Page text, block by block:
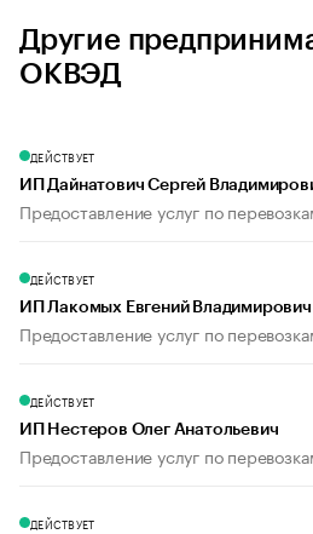
Другие
ОКВЭД
ДЕЙСТВУЕТ
ИП Дайнатович Сергей
Предоставление услуг по
ДЕЙСТВУЕТ
ИП Лакомых Евгений Владимирович
Предоставление услуг по
ДЕЙСТВУЕТ
ИП Нестеров Олег Анатольевич
Предоставление услуг по
ДЕЙСТВУЕТ